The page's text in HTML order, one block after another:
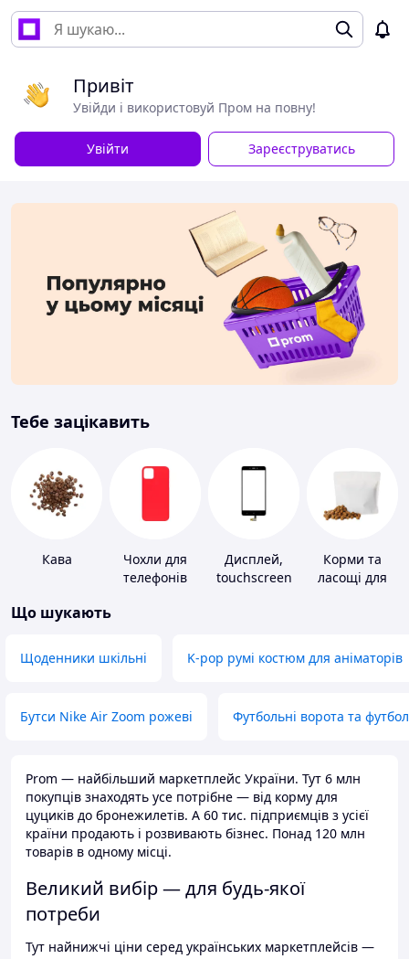
Привіт
Увійди і використовуй Пром на повну!
Увійти Зареєструватись
Тебе зацікавить
Кава
Чохли для
телефонів
Дисплей,
touchscreen
Корми та
ласощі для
Що шукають
Щоденники шкільні K-pop румі костюм для аніматорів
Бутси Nike Air Zoom рожеві Футбольні ворота та
Prom — найбільший маркетплейс України. Тут 6 млн
покупців знаходять усе потрібне — від корму для
цуциків до бронежилетів. А 60 тис. підприємців з усієї
країни продають і розвивають бізнес. Понад 120 млн
товарів в одному місці.
Великий вибір — для будь-якої
потреби
Тут найнижчі ціни серед українських маркетплейсів —